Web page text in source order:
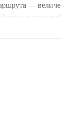
—
Лавры,
соборы,